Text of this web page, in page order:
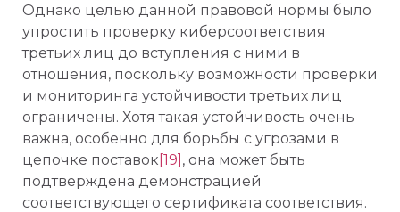
Однако целью данной правовой нормы было
упростить проверку киберсоответствия
третьих лиц до вступления с ними в
отношения, поскольку возможности проверки
и мониторинга устойчивости третьих лиц
ограничены. Хотя такая устойчивость очень
важна, особенно для борьбы с угрозами в
цепочке поставок [19] , она может быть
подтверждена демонстрацией
соответствующего сертификата соответствия.